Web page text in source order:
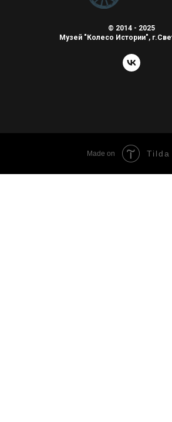
© 2014 - 2025
Музей "Колесо Истории",
Made on Tilda